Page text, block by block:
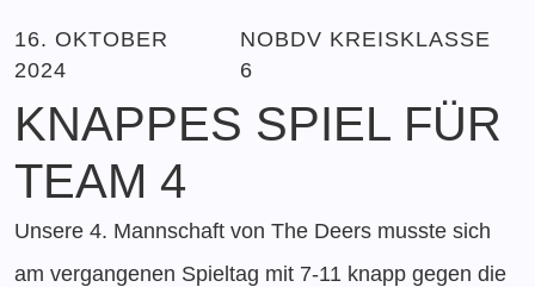
16. OKTOBER
2024
NOBDV KREISKLASSE
6
KNAPPES SPIEL FÜR
TEAM 4
Unsere 4. Mannschaft von The Deers musste sich
am vergangenen Spieltag mit 7-11 knapp gegen die